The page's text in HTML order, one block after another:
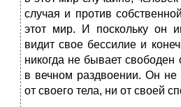
случая и против
этот мир. И поскольку он
видит свое бессилие и
никогда не бывает
в вечном раздвоении. Он не
от своего тела, ни от своей